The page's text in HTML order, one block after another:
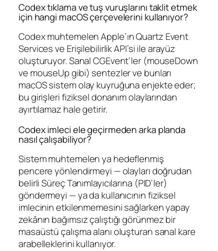
Codex tıklama ve tuş vuruşlarını taklit etmek
için hangi macOS çerçevelerini kullanıyor?
Codex muhtemelen Apple’ın Quartz Event
Services ve Erişilebilirlik API’si ile arayüz
oluşturuyor. Sanal CGEvent’ler (mouseDown
ve mouseUp gibi) sentezler ve bunları
macOS sistem olay kuyruğuna enjekte eder;
bu girişleri fiziksel donanım olaylarından
ayırtılamaz hale getirir.
Codex imleci ele geçirmeden arka planda
nasıl çalışabiliyor?
Sistem muhtemelen ya hedeflenmiş
pencere yönlendirmeyi — olayları doğrudan
belirli Süreç Tanımlayıcılarına (PID’ler)
göndermeyi — ya da kullanıcının fiziksel
imlecinin etkilenmemesini sağlarken yapay
zekânın bağımsız çalıştığı görünmez bir
masaüstü çalışma alanı oluşturan sanal kare
arabelleklerini kullanıyor.